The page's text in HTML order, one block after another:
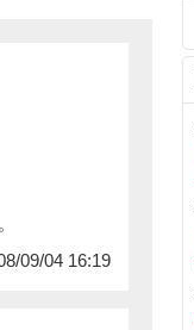
09/04 16:19